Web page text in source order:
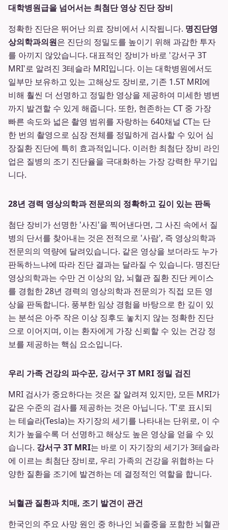
대학병원급을 넘어서는 최첨단 영상 진단 장비
정확한 진단은 뛰어난 의료 장비에서 시작됩니다. 명진단영
상의학과의원은 진단의 정밀도를 높이기 위해 과감한 투자
를 아끼지 않았습니다. 대표적인 장비가 바로 '강서구 3T
MRI'로 알려진 3테슬라 MRI입니다. 이는 대학병원에서도
일부만 보유하고 있는 고해상도 장비로, 기존 1.5T MRI에
비해 훨씬 더 선명하고 정밀한 영상을 제공하여 미세한 병변
까지 발견할 수 있게 해줍니다. 또한, 현존하는 CT 중 가장
빠른 속도와 넓은 촬영 범위를 자랑하는 640채널 CT는 단
한 번의 촬영으로 심장 전체를 정밀하게 검사할 수 있어 심
장질환 진단에 특히 효과적입니다. 이러한 최첨단 장비 라인
업은 질병의 조기 진단율을 극대화하는 가장 강력한 무기입
니다.
28년 경력 영상의학과 전문의의 정확하고 깊이 있는 판독
첨단 장비가 선명한 '사진'을 찍어낸다면, 그 사진 속에서 질
병의 단서를 찾아내는 것은 전적으로 '사람', 즉 영상의학과
전문의의 역량에 달려있습니다. 같은 영상을 보더라도 누가
판독하느냐에 따라 진단 결과는 달라질 수 있습니다. 명진단
영상의학과는 수만 건 이상의 암, 뇌혈관 질환 진단 케이스
를 경험한 28년 경력의 영상의학과 전문의가 직접 모든 영
상을 판독합니다. 풍부한 임상 경험을 바탕으로 한 깊이 있
는 분석은 아주 작은 이상 징후도 놓치지 않는 정확한 진단
으로 이어지며, 이는 환자에게 가장 신뢰할 수 있는 건강 정
보를 제공하는 핵심 요소입니다.
우리 가족 건강의 파수꾼, 강서구 3T MRI 정밀 검진
MRI 검사가 중요하다는 것은 잘 알려져 있지만, 모든 MRI가
같은 수준의 검사를 제공하는 것은 아닙니다. 'T'로 표시되
는 테슬라(Tesla)는 자기장의 세기를 나타내는 단위로, 이 수
치가 높을수록 더 선명하고 해상도 높은 영상을 얻을 수 있
습니다. 강서구 3T MRI는 바로 이 자기장의 세기가 3테슬라
에 이르는 최첨단 장비로, 우리 가족의 건강을 위협하는 다
양한 질환을 조기에 발견하는 데 결정적인 역할을 합니다.
뇌혈관 질환과 치매, 조기 발견이 관건
한국인의 주요 사망 원인 중 하나인 뇌졸중을 포함한 뇌혈관